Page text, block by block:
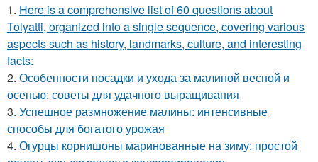
1. Here is a comprehensive list of 60 questions about
Tolyatti, organized into a single sequence, covering various
aspects such as history, landmarks, culture, and interesting
facts:
2. Особенности посадки и ухода за малиной весной и
осенью: советы для удачного выращивания
3. Успешное размножение малины: интенсивные
способы для богатого урожая
4. Огурцы корнишоны маринованные на зиму: простой